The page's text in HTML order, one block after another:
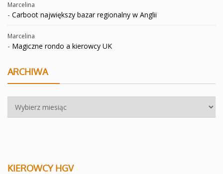
Marcelina
- Carboot największy bazar regionalny w Anglii
Marcelina
- Magiczne rondo a kierowcy UK
ARCHIWA
KIEROWCY HGV